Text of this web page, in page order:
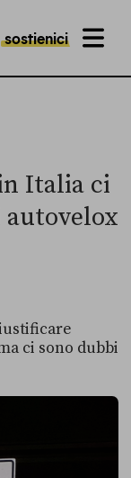
sostienici MENU
Italia ci
autovelox
ci sono dubbi